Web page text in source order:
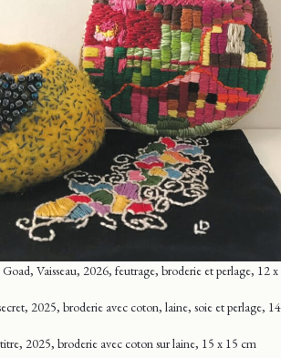
Vaisseau, 2026, feutrage, broderie et perlage, 12 x
2025, broderie avec coton, laine, soie et perlage, 14
2025, broderie avec coton sur laine, 15 x 15 cm